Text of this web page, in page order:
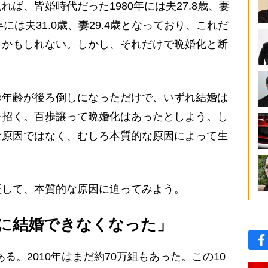
ば、皆婚時代だった1980年には夫27.8歳、妻
は夫31.0歳、妻29.4歳となっており、これだ
もしれない。しかし、それだけで晩婚化と断
齢が後ろ倒しになっただけで、いずれ結婚は
く。百歩譲って晩婚化はあったとしよう。し
因ではなく、むしろ本質的な原因によって生
、本質的な原因に迫ってみよう。
結婚できなくなった」
。2010年はまだ約70万組もあった。この10